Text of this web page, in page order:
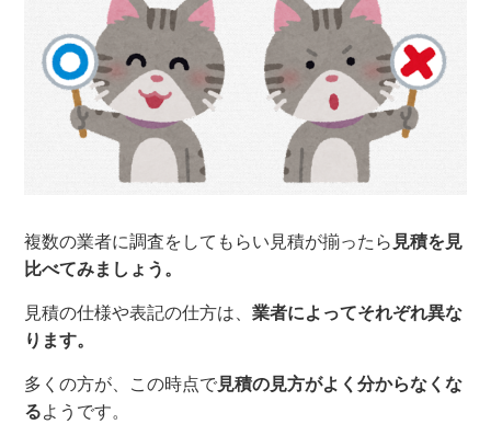
複数の業者に調査をしてもらい見積が揃ったら 見積を見
比べてみましょう。
見積の仕様や表記の仕方は、業者によってそれぞれ異な
ります。
多くの方が、この時点で見積の見方がよく分からなくな
るようです。